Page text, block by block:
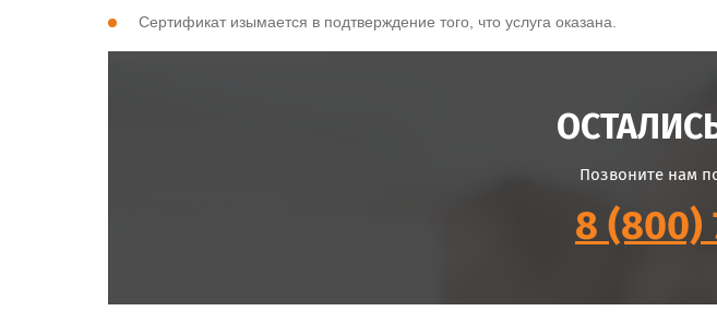
Сертификат изымается в подтверждение того, что услуга оказана.
Позвоните нам
8 (800)